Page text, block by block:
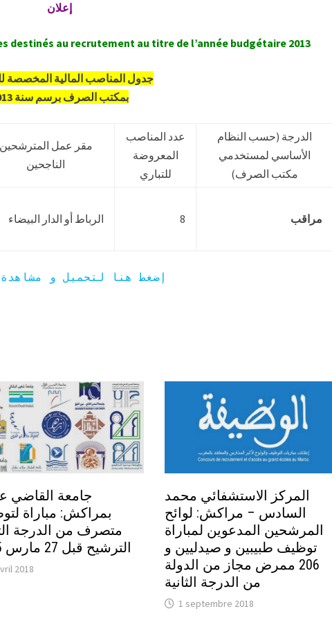
إعلان
destinés au recrutement au titre de l’année budgétaire 2013
جدول المناصب المالية المخصصة
بمكتب الصرف برسم سنة 2013
مقر عمل المترشحين
الناجحين
عدد المناصب
المعروضة
للتباري
الدرجة (حسب النظام
الأساسي لمستخدمي
مكتب الصرف)
الرباط أو الدار البيضاء 8 مراقب
إضغط هنا لتحميل و مشاهدة
جامعة القاضي
بمراكش: مباراة
متصرف من الدرجة
الترشيح قبل 27 مارس 2015
2018
المركز الاستشفائي محمد
السادس – مراكش: لوائح
المرشحين المدعوين لمباراة
توظيف طبيبين و صيدليين و
206 ممرض مجاز من الدولة
من الدرجة الثانية
1 septembre 2018